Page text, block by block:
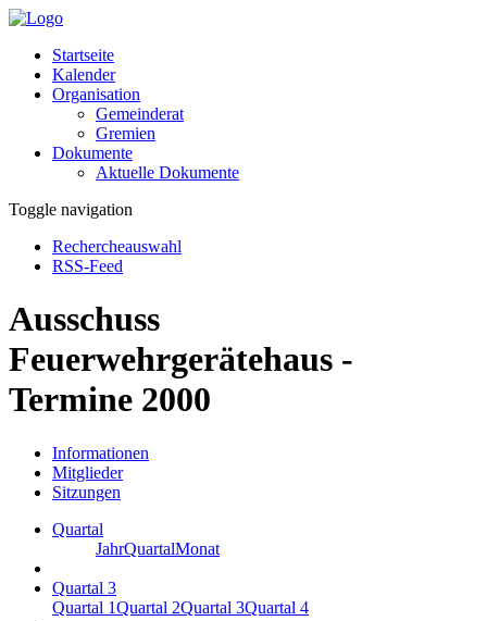
Startseite
Kalender
Organisation
Gemeinderat
Gremien
Dokumente
Aktuelle Dokumente
Toggle navigation
Rechercheauswahl
RSS-Feed
Ausschuss
Feuerwehrgerätehaus -
Termine 2000
Informationen
Mitglieder
Sitzungen
Quartal
JahrQuartalMonat
Quartal 3
Quartal 1Quartal 2Quartal 3Quartal 4